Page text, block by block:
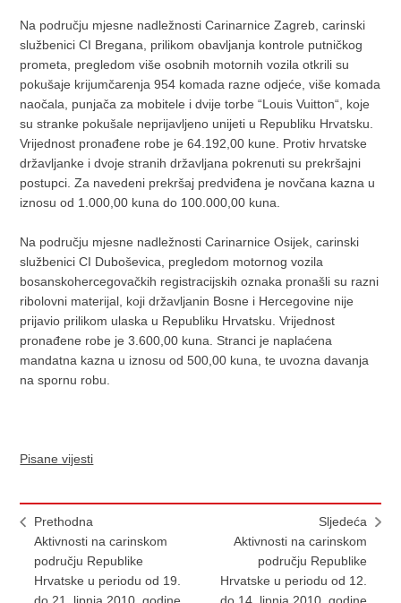
Na području mjesne nadležnosti Carinarnice Zagreb, carinski
službenici CI Bregana, prilikom obavljanja kontrole putničkog
prometa, pregledom više osobnih motornih vozila otkrili su
pokušaje krijumčarenja 954 komada razne odjeće, više komada
naočala, punjača za mobitele i dvije torbe “Louis Vuitton“, koje
su stranke pokušale neprijavljeno unijeti u Republiku Hrvatsku.
Vrijednost pronađene robe je 64.192,00 kune. Protiv hrvatske
državljanke i dvoje stranih državljana pokrenuti su prekršajni
postupci. Za navedeni prekršaj predviđena je novčana kazna u
iznosu od 1.000,00 kuna do 100.000,00 kuna.
Na području mjesne nadležnosti Carinarnice Osijek, carinski
službenici CI Duboševica, pregledom motornog vozila
bosanskohercegovačkih registracijskih oznaka pronašli su razni
ribolovni materijal, koji državljanin Bosne i Hercegovine nije
prijavio prilikom ulaska u Republiku Hrvatsku. Vrijednost
pronađene robe je 3.600,00 kuna. Stranci je naplaćena
mandatna kazna u iznosu od 500,00 kuna, te uvozna davanja
na spornu robu.
Pisane vijesti
Prethodna
Aktivnosti na carinskom
području Republike
Hrvatske u periodu od 19.
Sljedeća
Aktivnosti na carinskom
području Republike
Hrvatske u periodu od 12.